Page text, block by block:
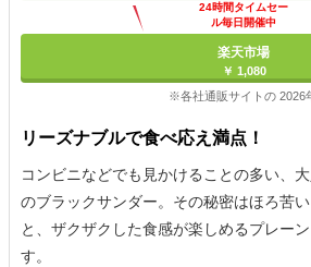
24時間タイムセー
ル毎日開催中
楽天市場
￥ 1,080
※各社通販サイトの 2026
リーズナブルで食べ応え満点！
コンビニなどでも見かけることの多い、
のブラックサンダー。その秘密はほろ苦
と、ザクザクした食感が楽しめるプレー
す。